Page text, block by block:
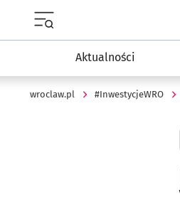
Aktualności
wroclaw.pl #InwestycjeWRO